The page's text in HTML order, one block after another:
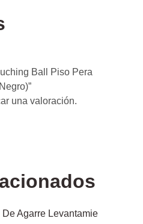
Ball Piso Pera
una valoración.